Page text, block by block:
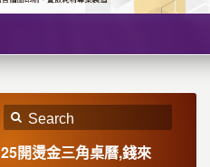
25開燙金三角桌曆,錢來